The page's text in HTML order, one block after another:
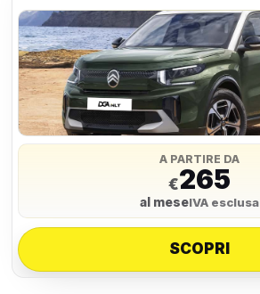
A PARTIRE DA
€265
al meseIVA esclusa
SCOPRI